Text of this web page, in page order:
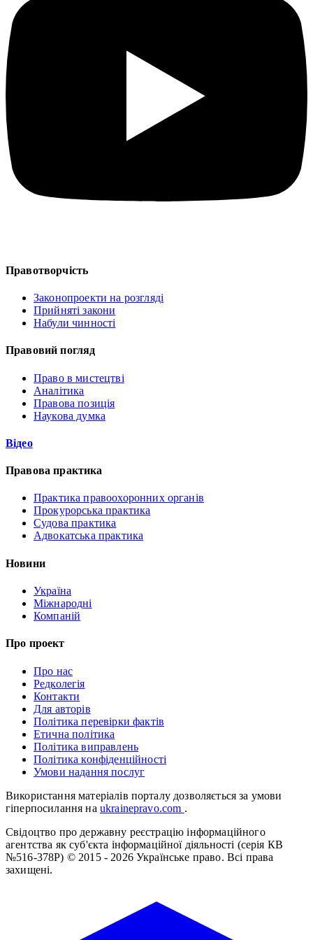
Правотворчість
Законопроекти на розгляді
Прийняті закони
Набули чинності
Правовий погляд
Право в мистецтві
Аналітика
Правова позиція
Наукова думка
Відео
Правова практика
Практика правоохоронних органів
Прокурорська практика
Судова практика
Адвокатська практика
Новини
Україна
Міжнародні
Компаній
Про проект
Про нас
Редколегія
Контакти
Для авторів
Політика перевірки фактів
Етична політика
Політика виправлень
Політика конфіденційності
Умови надання послуг
Використання матеріалів порталу дозволяється за умови
гіперпосилання на ukrainepravo.com .
Свідоцтво про державну реєстрацію інформаційного
агентства як суб'єкта інформаційної діяльності (серія КВ
№516-378Р) © 2015 - 2026 Українське право. Всі права
захищені.